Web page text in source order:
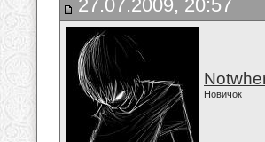
27.07.2009, 20:57
Новичок